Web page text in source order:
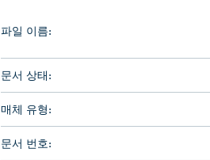
파일 이름:
문서 상태:
매체 유형:
문서 번호: